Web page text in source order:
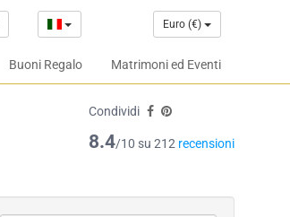
Euro (€)
Buoni Regalo Matrimoni ed Eventi
Condividi
8.4/10 su 212 recensioni